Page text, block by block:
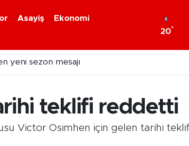
Asayiş
Ekonomi
20°
teklifi reddetti
Victor Osimhen için gelen tarihi